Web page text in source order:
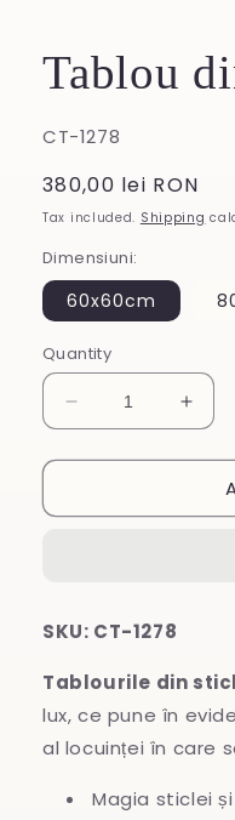
Tablou
SKU:
CT-1278
Regular
price
380,00 lei RON
Tax included. Shipping
Dimensiuni:
60x60cm
Quantity
Decrease
quantity
for
din
for
din
SKU: CT-1278
Tablourile din
lux, ce pune în
al locuinței în care
Magia sticlei